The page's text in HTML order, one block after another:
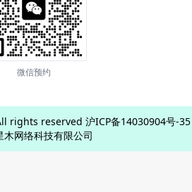
微信预约
rights reserved 沪ICP备14030904号-35
木网络科技有限公司